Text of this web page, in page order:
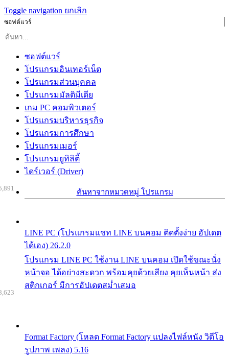
Toggle navigation ยกเลิก
ซอฟต์แวร์
ซอฟต์แวร์
โปรแกรมอินเทอร์เน็ต
โปรแกรมส่วนบุคคล
โปรแกรมมัลติมีเดีย
เกม PC คอมพิวเตอร์
โปรแกรมบริหารธุรกิจ
โปรแกรมการศึกษา
โปรแกรมเมอร์
โปรแกรมยูทิลิตี้
ไดร์เวอร์ (Driver)
ค้นหาจากหมวดหมู่ โปรแกรม
LINE PC (โปรแกรมแชท LINE บนคอม ติดตั้งง่าย อัปเดต
ได้เอง) 26.2.0
โปรแกรม LINE PC ใช้งาน LINE บนคอม เปิดใช้ขณะนั่ง
หน้าจอ ได้อย่างสะดวก พร้อมคุยด้วยเสียง คุยเห็นหน้า ส่ง
สติกเกอร์ มีการอัปเดตสม่ำเสมอ
Format Factory (โหลด Format Factory แปลงไฟล์หนัง วิดีโอ
รูปภาพ เพลง) 5.16